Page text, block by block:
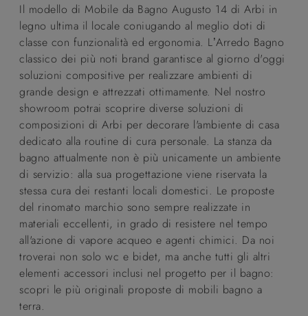
Il modello di Mobile da Bagno Augusto 14 di Arbi in
legno ultima il locale coniugando al meglio doti di
classe con funzionalità ed ergonomia. L’Arredo Bagno
classico dei più noti brand garantisce al giorno d'oggi
soluzioni compositive per realizzare ambienti di
grande design e attrezzati ottimamente. Nel nostro
showroom potrai scoprire diverse soluzioni di
composizioni di Arbi per decorare l'ambiente di casa
dedicato alla routine di cura personale. La stanza da
bagno attualmente non è più unicamente un ambiente
di servizio: alla sua progettazione viene riservata la
stessa cura dei restanti locali domestici. Le proposte
del rinomato marchio sono sempre realizzate in
materiali eccellenti, in grado di resistere nel tempo
all'azione di vapore acqueo e agenti chimici. Da noi
troverai non solo wc e bidet, ma anche tutti gli altri
elementi accessori inclusi nel progetto per il bagno:
scopri le più originali proposte di mobili bagno a
terra.